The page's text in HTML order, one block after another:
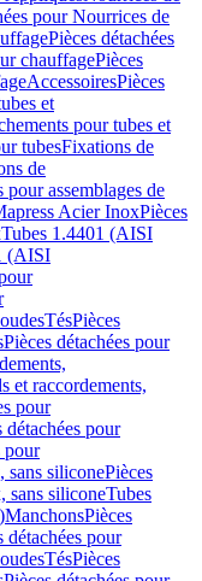
pour Nourrices de
Pièces détachées
chauffagePièces
AccessoiresPièces
et
pour tubes et
tubesFixations de
de
pour assemblages de
Acier InoxPièces
Tubes 1.4401 (AISI
(AISI
TésPièces
Pièces détachées pour
et raccordements,
pour
détachées pour
pour
sans siliconePièces
sans siliconeTubes
ManchonsPièces
détachées pour
TésPièces